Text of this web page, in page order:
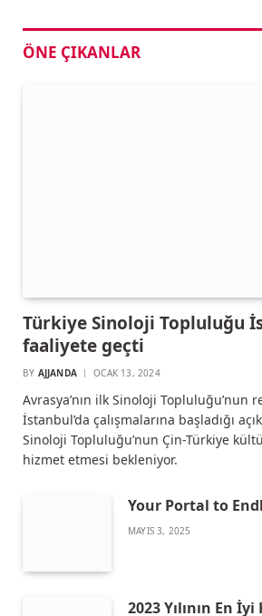
ÖNE ÇIKANLAR
Türkiye Sinoloji Topluluğu
faaliyete geçti
BY AJJANDA OCAK 13, 2024
Avrasya’nın ilk Sinoloji Topluluğu’nun
İstanbul’da çalışmalarına başladığı
Sinoloji Topluluğu’nun Çin-Türkiye
hizmet etmesi bekleniyor.
Your Portal to
MAYIS 3, 2025
2023 Yılının En